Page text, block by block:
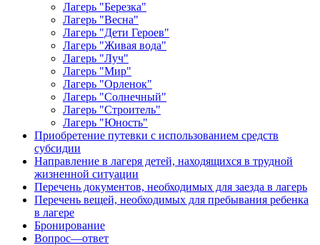
Лагерь "Березка"
Лагерь "Весна"
Лагерь "Дети Героев"
Лагерь "Живая вода"
Лагерь "Луч"
Лагерь "Мир"
Лагерь "Орленок"
Лагерь "Солнечный"
Лагерь "Строитель"
Лагерь "Юность"
Приобретение путевки с использованием средств
субсидии
Направление в лагеря детей, находящихся в трудной
жизненной ситуации
Перечень документов, необходимых для заезда в лагерь
Перечень вещей, необходимых для пребывания ребенка
в лагере
Бронирование
Вопрос—ответ